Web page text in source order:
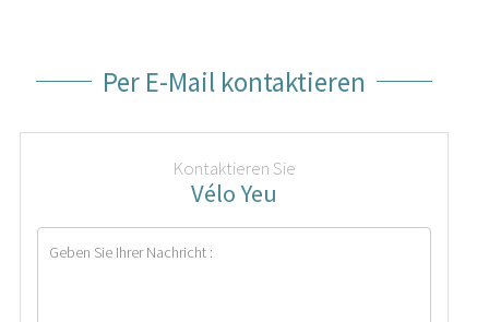
Per E-Mail kontaktieren
Kontaktieren Sie
Vélo Yeu